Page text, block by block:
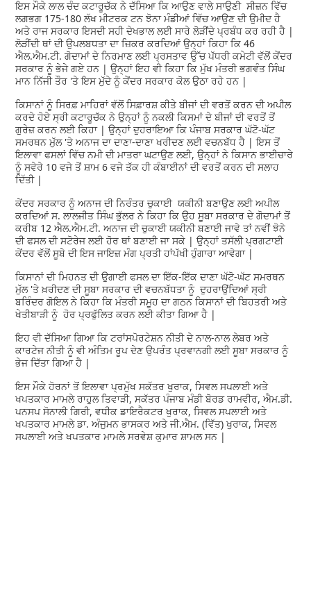
ਇਸ ਮੌਕੇ ਲਾਲ ਚੰਦ ਕਟਾਰੂਚੱਕ ਨੇ ਦੱਸਿਆ ਕਿ ਆਉਣ ਵਾਲੇ ਸਾਉਣੀ ਸੀਜ਼ਨ ਵਿੱਚ
ਲਗਭਗ 175-180 ਲੱਖ ਮੀਟਰਕ ਟਨ ਝੋਨਾ ਮੰਡੀਆਂ ਵਿੱਚ ਆਉਣ ਦੀ ਉਮੀਦ ਹੈ
ਅਤੇ ਰਾਜ ਸਰਕਾਰ ਇਸਦੀ ਸਹੀ ਦੇਖਭਾਲ ਲਈ ਸਾਰੇ ਲੋੜੀਂਦੇ ਪ੍ਰਬੰਧ ਕਰ ਰਹੀ ਹੈ |
ਲੋੜੀਂਦੀ ਥਾਂ ਦੀ ਉਪਲਬਧਤਾ ਦਾ ਜ਼ਿਕਰ ਕਰਦਿਆਂ ਉਨ੍ਹਾਂ ਕਿਹਾ ਕਿ 46
ਐਲ.ਐਮ.ਟੀ. ਗੋਦਾਮਾਂ ਦੇ ਨਿਰਮਾਣ ਲਈ ਪ੍ਰਸਤਾਵ ਉੱਚ ਪੱਧਰੀ ਕਮੇਟੀ ਵੱਲੋਂ ਕੇਂਦਰ
ਸਰਕਾਰ ਨੂੰ ਭੇਜੇ ਗਏ ਹਨ | ਉਨ੍ਹਾਂ ਇਹ ਵੀ ਕਿਹਾ ਕਿ ਮੁੱਖ ਮੰਤਰੀ ਭਗਵੰਤ ਸਿੰਘ
ਮਾਨ ਨਿੱਜੀ ਤੌਰ 'ਤੇ ਇਸ ਮੁੱਦੇ ਨੂੰ ਕੇਂਦਰ ਸਰਕਾਰ ਕੋਲ ਉਠਾ ਰਹੇ ਹਨ |
ਕਿਸਾਨਾਂ ਨੂੰ ਸਿਰਫ਼ ਮਾਹਿਰਾਂ ਵੱਲੋਂ ਸਿਫ਼ਾਰਸ਼ ਕੀਤੇ ਬੀਜਾਂ ਦੀ ਵਰਤੋਂ ਕਰਨ ਦੀ ਅਪੀਲ
ਕਰਦੇ ਹੋਏ ਸ੍ਰੀ ਕਟਾਰੂਚੱਕ ਨੇ ਉਨ੍ਹਾਂ ਨੂੰ ਨਕਲੀ ਕਿਸਮਾਂ ਦੇ ਬੀਜਾਂ ਦੀ ਵਰਤੋਂ ਤੋਂ
ਗੁਰੇਜ਼ ਕਰਨ ਲਈ ਕਿਹਾ | ਉਨ੍ਹਾਂ ਦੁਹਰਾਇਆ ਕਿ ਪੰਜਾਬ ਸਰਕਾਰ ਘੱਟੋ-ਘੱਟ
ਸਮਰਥਨ ਮੁੱਲ 'ਤੇ ਅਨਾਜ ਦਾ ਦਾਣਾ-ਦਾਣਾ ਖਰੀਦਣ ਲਈ ਵਚਨਬੱਧ ਹੈ | ਇਸ ਤੋਂ
ਇਲਾਵਾ ਫਸਲਾਂ ਵਿੱਚ ਨਮੀ ਦੀ ਮਾਤਰਾ ਘਟਾਉਣ ਲਈ, ਉਨ੍ਹਾਂ ਨੇ ਕਿਸਾਨ ਭਾਈਚਾਰੇ
ਨੂੰ ਸਵੇਰੇ 10 ਵਜੇ ਤੋਂ ਸ਼ਾਮ 6 ਵਜੇ ਤੱਕ ਹੀ ਕੰਬਾਈਨਾਂ ਦੀ ਵਰਤੋਂ ਕਰਨ ਦੀ ਸਲਾਹ
ਦਿੱਤੀ |
ਕੇਂਦਰ ਸਰਕਾਰ ਨੂੰ ਅਨਾਜ ਦੀ ਨਿਰੰਤਰ ਚੁਕਾਈ ਯਕੀਨੀ ਬਣਾਉਣ ਲਈ ਅਪੀਲ
ਕਰਦਿਆਂ ਸ. ਲਾਲਜੀਤ ਸਿੰਘ ਭੁੱਲਰ ਨੇ ਕਿਹਾ ਕਿ ਉਹ ਸੂਬਾ ਸਰਕਾਰ ਦੇ ਗੋਦਾਮਾਂ ਤੋਂ
ਕਰੀਬ 12 ਐਲ.ਐਮ.ਟੀ. ਅਨਾਜ ਦੀ ਚੁਕਾਈ ਯਕੀਨੀ ਬਣਾਈ ਜਾਵੇ ਤਾਂ ਨਵੀਂ ਝੋਨੇ
ਦੀ ਫਸਲ ਦੀ ਸਟੋਰੇਜ ਲਈ ਹੋਰ ਥਾਂ ਬਣਾਈ ਜਾ ਸਕੇ | ਉਨ੍ਹਾਂ ਤਸੱਲੀ ਪ੍ਰਗਟਾਈ
ਕੇਂਦਰ ਵੱਲੋਂ ਸੂਬੇ ਦੀ ਇਸ ਜਾਇਜ਼ ਮੰਗ ਪ੍ਰਤੀ ਹਾਂਪੱਖੀ ਹੁੰਗਾਰਾ ਆਵੇਗਾ |
ਕਿਸਾਨਾਂ ਦੀ ਮਿਹਨਤ ਦੀ ਉਗਾਈ ਫਸਲ ਦਾ ਇੱਕ-ਇੱਕ ਦਾਣਾ ਘੱਟੋ-ਘੱਟ ਸਮਰਥਨ
ਮੁੱਲ 'ਤੇ ਖ਼ਰੀਦਣ ਦੀ ਸੂਬਾ ਸਰਕਾਰ ਦੀ ਵਚਨਬੱਧਤਾ ਨੂੰ ਦੁਹਰਾਉਂਦਿਆਂ ਸ੍ਰੀ
ਬਰਿੰਦਰ ਗੋਇਲ ਨੇ ਕਿਹਾ ਕਿ ਮੰਤਰੀ ਸਮੂਹ ਦਾ ਗਠਨ ਕਿਸਾਨਾਂ ਦੀ ਬਿਹਤਰੀ ਅਤੇ
ਖੇਤੀਬਾੜੀ ਨੂੰ ਹੋਰ ਪ੍ਰਫੁੱਲਿਤ ਕਰਨ ਲਈ ਕੀਤਾ ਗਿਆ ਹੈ |
ਇਹ ਵੀ ਦੱਸਿਆ ਗਿਆ ਕਿ ਟਰਾਂਸਪੋਰਟੇਸ਼ਨ ਨੀਤੀ ਦੇ ਨਾਲ-ਨਾਲ ਲੇਬਰ ਅਤੇ
ਕਾਰਟੇਜ ਨੀਤੀ ਨੂੰ ਵੀ ਅੰਤਿਮ ਰੂਪ ਦੇਣ ਉਪਰੰਤ ਪ੍ਰਵਾਨਗੀ ਲਈ ਸੂਬਾ ਸਰਕਾਰ ਨੂੰ
ਭੇਜ ਦਿੱਤਾ ਗਿਆ ਹੈ |
ਇਸ ਮੌਕੇ ਹੋਰਨਾਂ ਤੋਂ ਇਲਾਵਾ ਪ੍ਰਮੁੱਖ ਸਕੱਤਰ ਖੁਰਾਕ, ਸਿਵਲ ਸਪਲਾਈ ਅਤੇ
ਖਪਤਕਾਰ ਮਾਮਲੇ ਰਾਹੁਲ ਤਿਵਾੜੀ, ਸਕੱਤਰ ਪੰਜਾਬ ਮੰਡੀ ਬੋਰਡ ਰਾਮਵੀਰ, ਐਮ.ਡੀ.
ਪਨਸਪ ਸੋਨਾਲੀ ਗਿਰੀ, ਵਧੀਕ ਡਾਇਰੈਕਟਰ ਖੁਰਾਕ, ਸਿਵਲ ਸਪਲਾਈ ਅਤੇ
ਖਪਤਕਾਰ ਮਾਮਲੇ ਡਾ. ਅੰਜੁਮਨ ਭਾਸਕਰ ਅਤੇ ਜੀ.ਐਮ. (ਵਿੱਤ) ਖੁਰਾਕ, ਸਿਵਲ
ਸਪਲਾਈ ਅਤੇ ਖਪਤਕਾਰ ਮਾਮਲੇ ਸਰਵੇਸ਼ ਕੁਮਾਰ ਸ਼ਾਮਲ ਸਨ |